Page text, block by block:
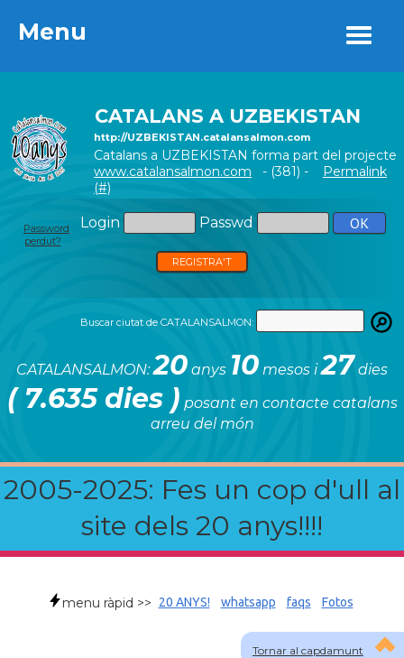
Menu
CATALANS A UZBEKISTAN
http://UZBEKISTAN.catalansalmon.com
Catalans a UZBEKISTAN forma part del projecte
www.catalansalmon.com - (381) - Permalink
(#)
Login Passwd
Password
perdut?
REGISTRA'T
Buscar ciutat de CATALANSALMON:
CATALANSALMON:20 anys 10 mesos i27 dies
( 7.635 dies ) posant en contacte catalans
arreu del món
2005-2025: Fes un cop d'ull al
site dels 20 anys!!!!
Menu
Tornar al capdamunt
menu ràpid >> 20 ANYS! whatsapp faqs Fotos